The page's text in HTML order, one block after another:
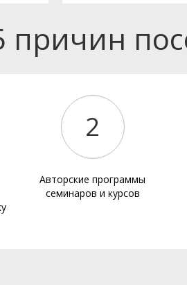
причин
2
Авторские программы
семинаров и курсов